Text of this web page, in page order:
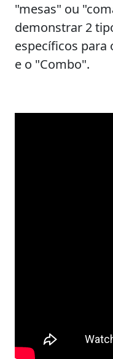
"mesas" ou
demonstrar 2
específicos
e o "Combo".